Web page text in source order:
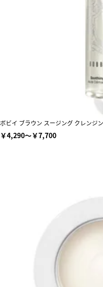
ボビイ ブラウン スージング クレンジ
￥4,290～￥7,700